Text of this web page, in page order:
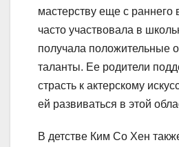
мастерству еще с раннего
часто участвовала в
получала положительные
таланты. Ее родители
страсть к актерскому
ей развиваться в этой
В детстве Ким Со Хен